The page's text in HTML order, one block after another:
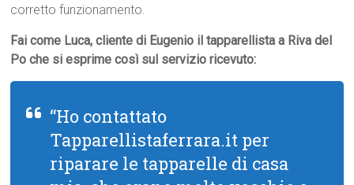
corretto funzionamento.
Fai come Luca, cliente di Eugenio il tapparellista a Riva del
Po che si esprime così sul servizio ricevuto:
“Ho contattato
Tapparellistaferrara.it per
riparare le tapparelle di casa